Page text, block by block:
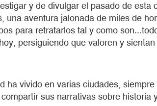
y de divulgar el pasado de esta
aventura jalonada de miles de
para retratarlos tal y como
persiguiendo que valoren y
vivido en varias ciudades,
sus narrativas sobre historia